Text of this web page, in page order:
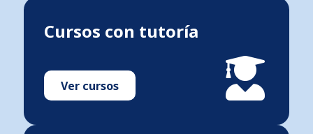
Cursos con tutoría
Ver cursos